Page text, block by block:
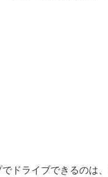
ドライブできるのは